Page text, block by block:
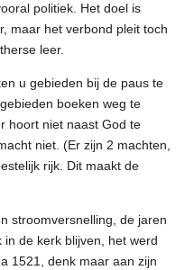
politiek. Het doel is
maar het verbond pleit toch
leer.
u gebieden bij de paus te
boeken weg te
hoort niet naast God te
niet. (Er zijn 2 machten,
rijk. Dit maakt de
stroomversnelling, de jaren
de kerk blijven, het werd
1521, denk maar aan zijn